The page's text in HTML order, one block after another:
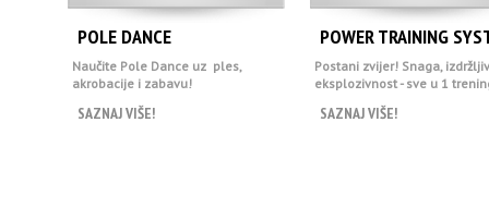
POLE DANCE
Naučite Pole Dance uz ples,
akrobacije i zabavu!
SAZNAJ VIŠE!
POWER TRAINING
Postani zvijer! Snaga,
eksplozivnost - sve u 1
SAZNAJ VIŠE!